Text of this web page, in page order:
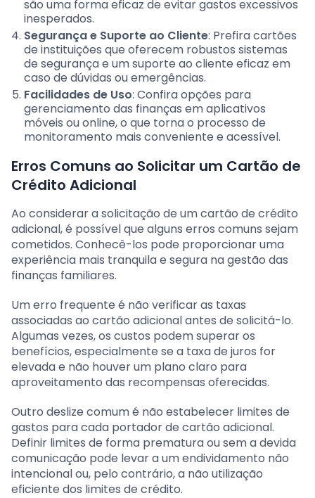
são uma forma eficaz de evitar gastos excessivos
inesperados.
Segurança e Suporte ao Cliente: Prefira cartões
de instituições que oferecem robustos sistemas
de segurança e um suporte ao cliente eficaz em
caso de dúvidas ou emergências.
Facilidades de Uso: Confira opções para
gerenciamento das finanças em aplicativos
móveis ou online, o que torna o processo de
monitoramento mais conveniente e acessível.
Erros Comuns ao Solicitar um Cartão de
Crédito Adicional
Ao considerar a solicitação de um cartão de crédito
adicional, é possível que alguns erros comuns sejam
cometidos. Conhecê-los pode proporcionar uma
experiência mais tranquila e segura na gestão das
finanças familiares.
Um erro frequente é não verificar as taxas
associadas ao cartão adicional antes de solicitá-lo.
Algumas vezes, os custos podem superar os
benefícios, especialmente se a taxa de juros for
elevada e não houver um plano claro para
aproveitamento das recompensas oferecidas.
Outro deslize comum é não estabelecer limites de
gastos para cada portador de cartão adicional.
Definir limites de forma prematura ou sem a devida
comunicação pode levar a um endividamento não
intencional ou, pelo contrário, a não utilização
eficiente dos limites de crédito.